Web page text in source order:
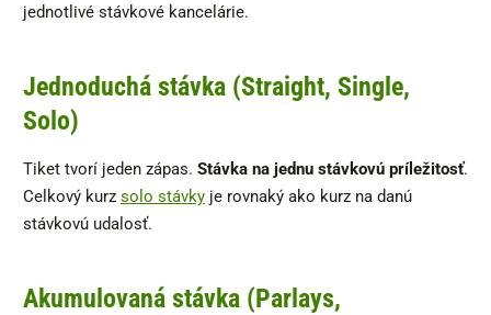
jednotlivé stávkové kancelárie.
Jednoduchá stávka (Straight, Single,
Solo)
Tiket tvorí jeden zápas. Stávka na jednu stávkovú príležitosť.
Celkový kurz solo stávky je rovnaký ako kurz na danú
stávkovú udalosť.
Akumulovaná stávka (Parlays,